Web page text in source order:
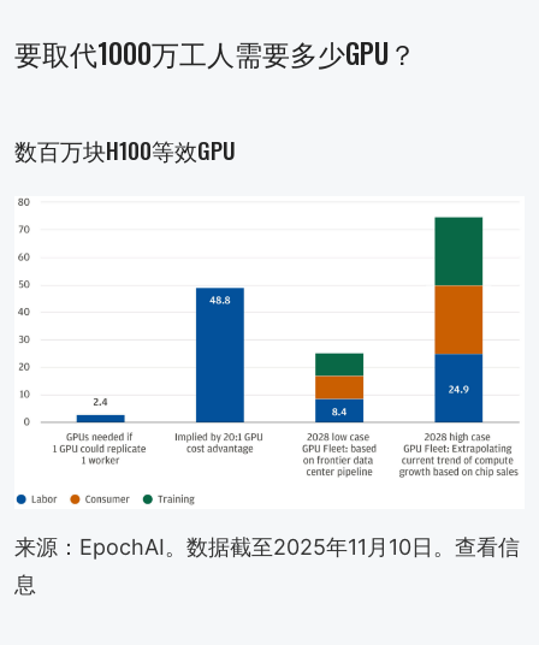
要取代1000万工人需要多少GPU？
数百万块H100等效GPU
来源：EpochAI。数据截至2025年11月10日。查看信
息